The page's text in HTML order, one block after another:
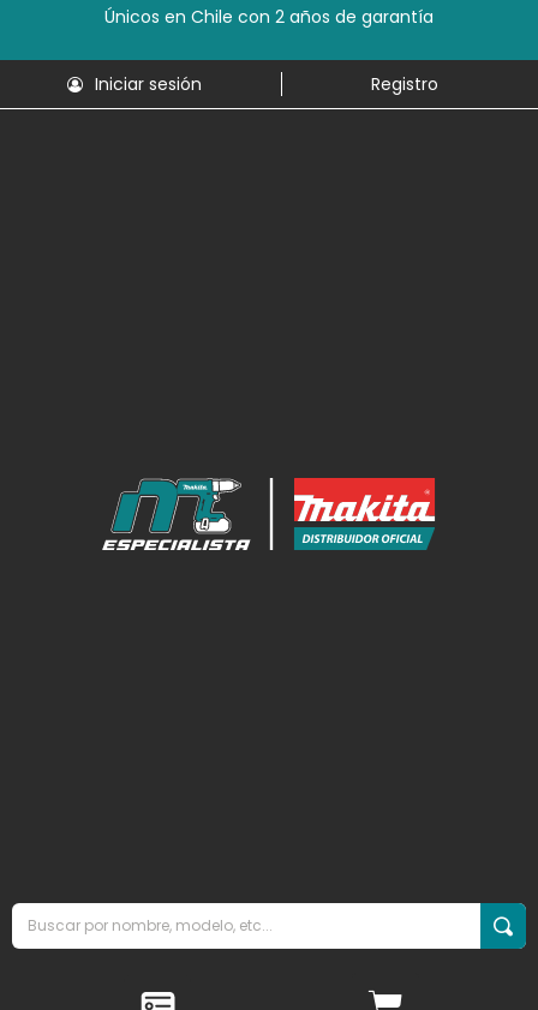
Únicos en Chile con 2 años de garantía
Iniciar sesión Registro